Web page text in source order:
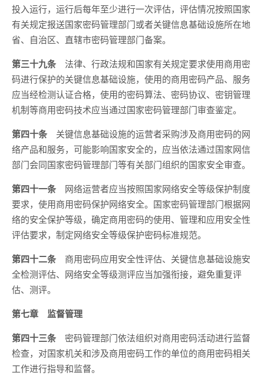
投入运行，运行后每年至少进行一次评估，评估情况按照国家
有关规定报送国家密码管理部门或者关键信息基础设施所在地
省、自治区、直辖市密码管理部门备案。
第三十九条 法律、行政法规和国家有关规定要求使用商用密
码进行保护的关键信息基础设施，使用的商用密码产品、服务
应当经检测认证合格，使用的密码算法、密码协议、密钥管理
机制等商用密码技术应当通过国家密码管理部门审查鉴定。
第四十条 关键信息基础设施的运营者采购涉及商用密码的网
络产品和服务，可能影响国家安全的，应当依法通过国家网信
部门会同国家密码管理部门等有关部门组织的国家安全审查。
第四十一条 网络运营者应当按照国家网络安全等级保护制度
要求，使用商用密码保护网络安全。国家密码管理部门根据网
络的安全保护等级，确定商用密码的使用、管理和应用安全性
评估要求，制定网络安全等级保护密码标准规范。
第四十二条 商用密码应用安全性评估、关键信息基础设施安
全检测评估、网络安全等级测评应当加强衔接，避免重复评
估、测评。
第七章 监督管理
第四十三条 密码管理部门依法组织对商用密码活动进行监督
检查，对国家机关和涉及商用密码工作的单位的商用密码相关
工作进行指导和监督。